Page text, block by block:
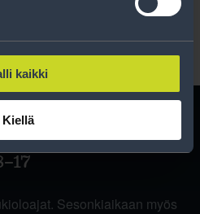
kaikki
Kiellä
Sesonkiaikaan myös